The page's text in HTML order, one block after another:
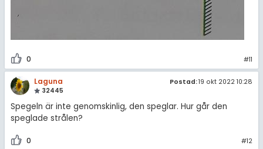
0 #11
Laguna
32445
Postad:19 okt 2022 10:28
Spegeln är inte genomskinlig, den speglar. Hur går den
speglade strålen?
0 #12